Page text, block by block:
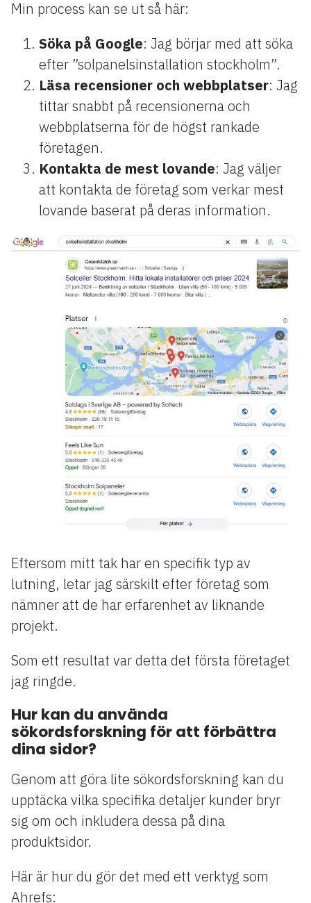
Min process kan se ut så här:
Söka på Google: Jag börjar med att söka
efter ”solpanelsinstallation stockholm”.
Läsa recensioner och webbplatser: Jag
tittar snabbt på recensionerna och
webbplatserna för de högst rankade
företagen.
Kontakta de mest lovande: Jag väljer
att kontakta de företag som verkar mest
lovande baserat på deras information.
Eftersom mitt tak har en specifik typ av
lutning, letar jag särskilt efter företag som
nämner att de har erfarenhet av liknande
projekt.
Som ett resultat var detta det första företaget
jag ringde.
Hur kan du använda
sökordsforskning för att förbättra
dina sidor?
Genom att göra lite sökordsforskning kan du
upptäcka vilka specifika detaljer kunder bryr
sig om och inkludera dessa på dina
produktsidor.
Här är hur du gör det med ett verktyg som
Ahrefs: